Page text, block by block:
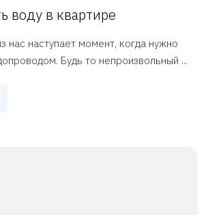
воду в квартире
нас наступает момент, когда нужно
Будь то непроизвольный ...